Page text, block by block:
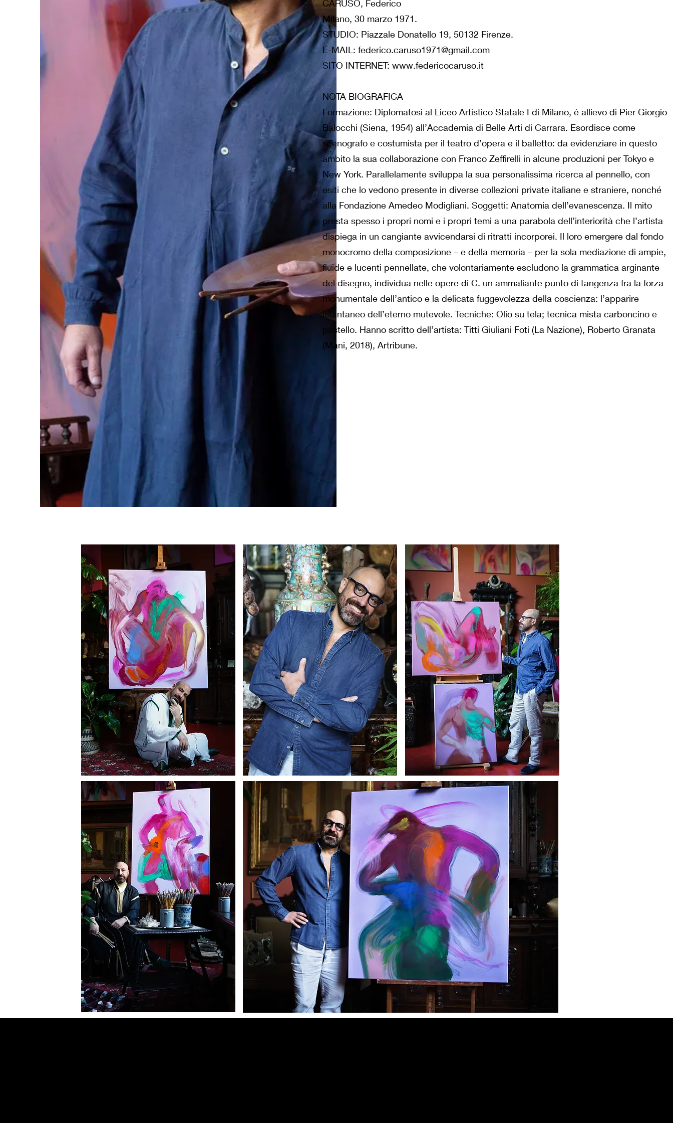
CARUSO, Federico
Milano, 30 marzo 1971.
STUDIO: Piazzale Donatello 19, 50132 Firenze.
E-MAIL: federico.caruso1971@gmail.com
SITO INTERNET: www.federicocaruso.it
NOTA BIOGRAFICA
Formazione: Diplomatosi al Liceo Artistico Statale I di Milano, è allievo di Pier Giorgio
Balocchi (Siena, 1954) all’Accademia di Belle Arti di Carrara. Esordisce come
scenografo e costumista per il teatro d’opera e il balletto: da evidenziare in questo
ambito la sua collaborazione con Franco Zeffirelli in alcune produzioni per Tokyo e
New York. Parallelamente sviluppa la sua personalissima ricerca al pennello, con
esiti che lo vedono presente in diverse collezioni private italiane e straniere, nonché
alla Fondazione Amedeo Modigliani. Soggetti: Anatomia dell’evanescenza. Il mito
presta spesso i propri nomi e i propri temi a una parabola dell’interiorità che l’artista
dispiega in un cangiante avvicendarsi di ritratti incorporei. Il loro emergere dal fondo
monocromo della composizione – e della memoria – per la sola mediazione di ampie,
fluide e lucenti pennellate, che volontariamente escludono la grammatica arginante
del disegno, individua nelle opere di C. un ammaliante punto di tangenza fra la forza
monumentale dell’antico e la delicata fuggevolezza della coscienza: l’apparire
istantaneo dell’eterno mutevole. Tecniche: Olio su tela; tecnica mista carboncino e
pastello. Hanno scritto dell’artista: Titti Giuliani Foti (La Nazione), Roberto Granata
(Mani, 2018), Artribune.